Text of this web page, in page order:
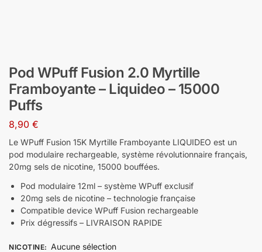
Pod WPuff Fusion 2.0 Myrtille
Framboyante – Liquideo – 15000
Puffs
8,90 €
Le WPuff Fusion 15K Myrtille Framboyante LIQUIDEO est un
pod modulaire rechargeable, système révolutionnaire français,
20mg sels de nicotine, 15000 bouffées.
Pod modulaire 12ml – système WPuff exclusif
20mg sels de nicotine – technologie française
Compatible device WPuff Fusion rechargeable
Prix dégressifs – LIVRAISON RAPIDE
NICOTINE: Aucune sélection